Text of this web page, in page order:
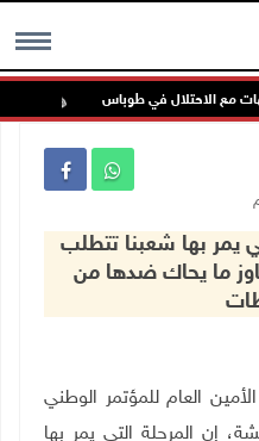
MENU مع الاحتلال في طوباس
يمر بها شعبنا تتطلب
ما يحاك ضدها من
وفا- قال الأمين العام للمؤتمر الوطني
إن المرحلة التي يمر بها